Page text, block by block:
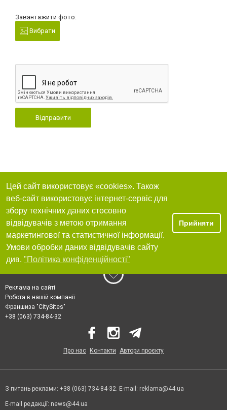
Завантажити фото:
Вибрати
Відправити
Цей сайт використовує «cookies». Також
веб-сайт використовує інтернет-сервіс для
збору технічних даних стосовно
відвідувачів з метою отримання
маркетингової та статистичної інформації.
Умови обробки даних відвідувачів сайту
див. "Політика конфіденційності"
Прийняти
Реклама на сайті
Робота в нашій компанії
Франшиза "CitySites"
+38 (063) 734-84-32
Про нас Контакти Автори проєкту
З питань реклами: +38 (063) 734-84-32. E-mail: reklama@44.ua
E-mail редакції: news@44.ua